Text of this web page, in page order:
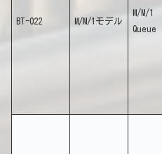
BT-022 M/M/1モデル
M/M/1
Queue